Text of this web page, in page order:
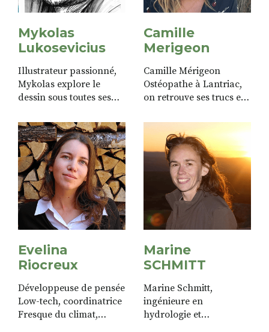
Mykolas
Lukosevicius
Illustrateur passionné,
Mykolas explore le
dessin sous toutes ses
pratique particulière de
la gravure en taille
douce. Son trait se fait
aussi satirique : il aime
trouver...
Camille
Merigeon
Camille Mérigeon
Ostéopathe à Lantriac,
on retrouve ses trucs et
son corps en forme
dans les pages bien être
de STRADA. Artiste à ses
heures, c’est elle...
Evelina
Riocreux
Développeuse de pensée
Low-tech, coordinatrice
Fresque du climat,
Marine
SCHMITT
Marine Schmitt,
ingénieure en
hydrologie et